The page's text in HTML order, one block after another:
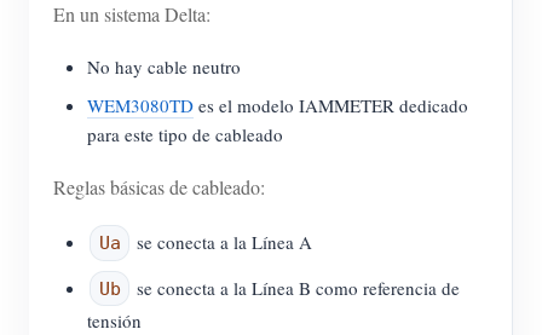
En un sistema Delta:
No hay cable neutro
WEM3080TD es el modelo IAMMETER dedicado
para este tipo de cableado
Reglas básicas de cableado:
Ua se conecta a la Línea A
Ub
se conecta a la Línea B como referencia de
tensión